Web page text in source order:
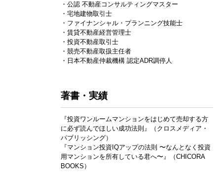
・公認 不動産コンサルティングマスター
・宅地建物取引士
・ファイナンシャル・プランニング技能士
・賃貸不動産経営管理士
・投資不動産取引士
・競売不動産取扱主任者
・日本不動産仲裁機構 認定ADR調停人
著書・実績
『投資ワンルームマンションをはじめて売却する方
に必ず読んでほしい成功法則』（クロスメディア・
パブリッシング）
『マンション投資IQアップの法則 〜なんとなく投資
用マンションを所有している君へ〜』（CHICORA
BOOKS）